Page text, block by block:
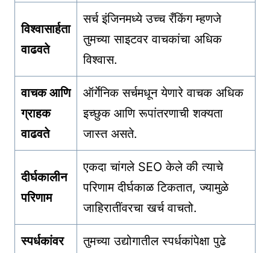
विश्वासार्हता
वाढवते
सर्च इंजिनमध्ये उच्च रँकिंग म्हणजे
तुमच्या साइटवर वाचकांचा अधिक
विश्वास.
वाचक आणि
ग्राहक
वाढवते
ऑर्गेनिक सर्चमधून येणारे वाचक अधिक
इच्छुक आणि रूपांतरणाची शक्यता
जास्त असते.
दीर्घकालीन
परिणाम
एकदा चांगले SEO केले की त्याचे
परिणाम दीर्घकाळ टिकतात, ज्यामुळे
जाहिरातींवरचा खर्च वाचतो.
स्पर्धकांवर
तुमच्या उद्योगातील स्पर्धकांपेक्षा पुढे